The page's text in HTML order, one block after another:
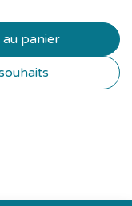
panier